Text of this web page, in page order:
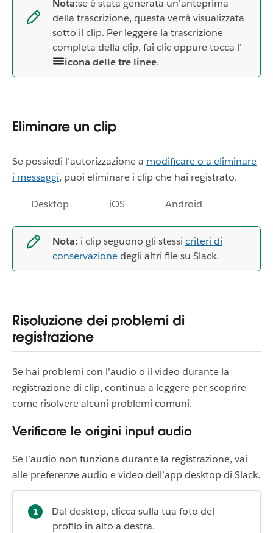
Nota:se è stata generata un'anteprima
della trascrizione, questa verrà visualizzata
sotto il clip. Per leggere la trascrizione
completa della clip, fai clic oppure tocca l’
icona delle tre linee.
Eliminare un clip
Se possiedi l’autorizzazione a modificare o a eliminare
i messaggi, puoi eliminare i clip che hai registrato.
Desktop iOS Android
Nota: i clip seguono gli stessi criteri di
conservazionedegli altri file su Slack.
Risoluzione dei problemi di
registrazione
Se hai problemi con l’audio o il video durante la
registrazione di clip, continua a leggere per scoprire
come risolvere alcuni problemi comuni.
Verificare le origini input audio
Se l’audio non funziona durante la registrazione, vai
alle preferenze audio e video dell’app desktop di Slack.
Dal desktop, clicca sulla tua foto del
profilo in alto a destra.